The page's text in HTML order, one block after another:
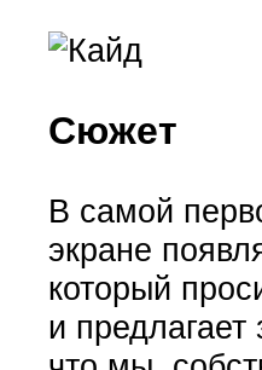
Сюжет
В самой
экране
который
и предлагает